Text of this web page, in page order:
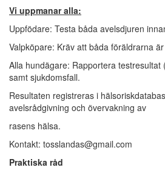
Vi uppmanar alla:
Uppfödare: Testa båda avelsdjuren
Valpköpare: Kräv att båda föräldrarna
Alla hundägare: Rapportera testresultat
samt sjukdomsfall.
Resultaten registreras i
avelsrådgivning och övervakning av
rasens hälsa.
Kontakt: tosslandas@gmail.com
Praktiska råd